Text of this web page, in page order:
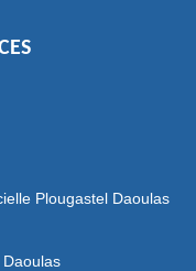
Plougastel Daoulas